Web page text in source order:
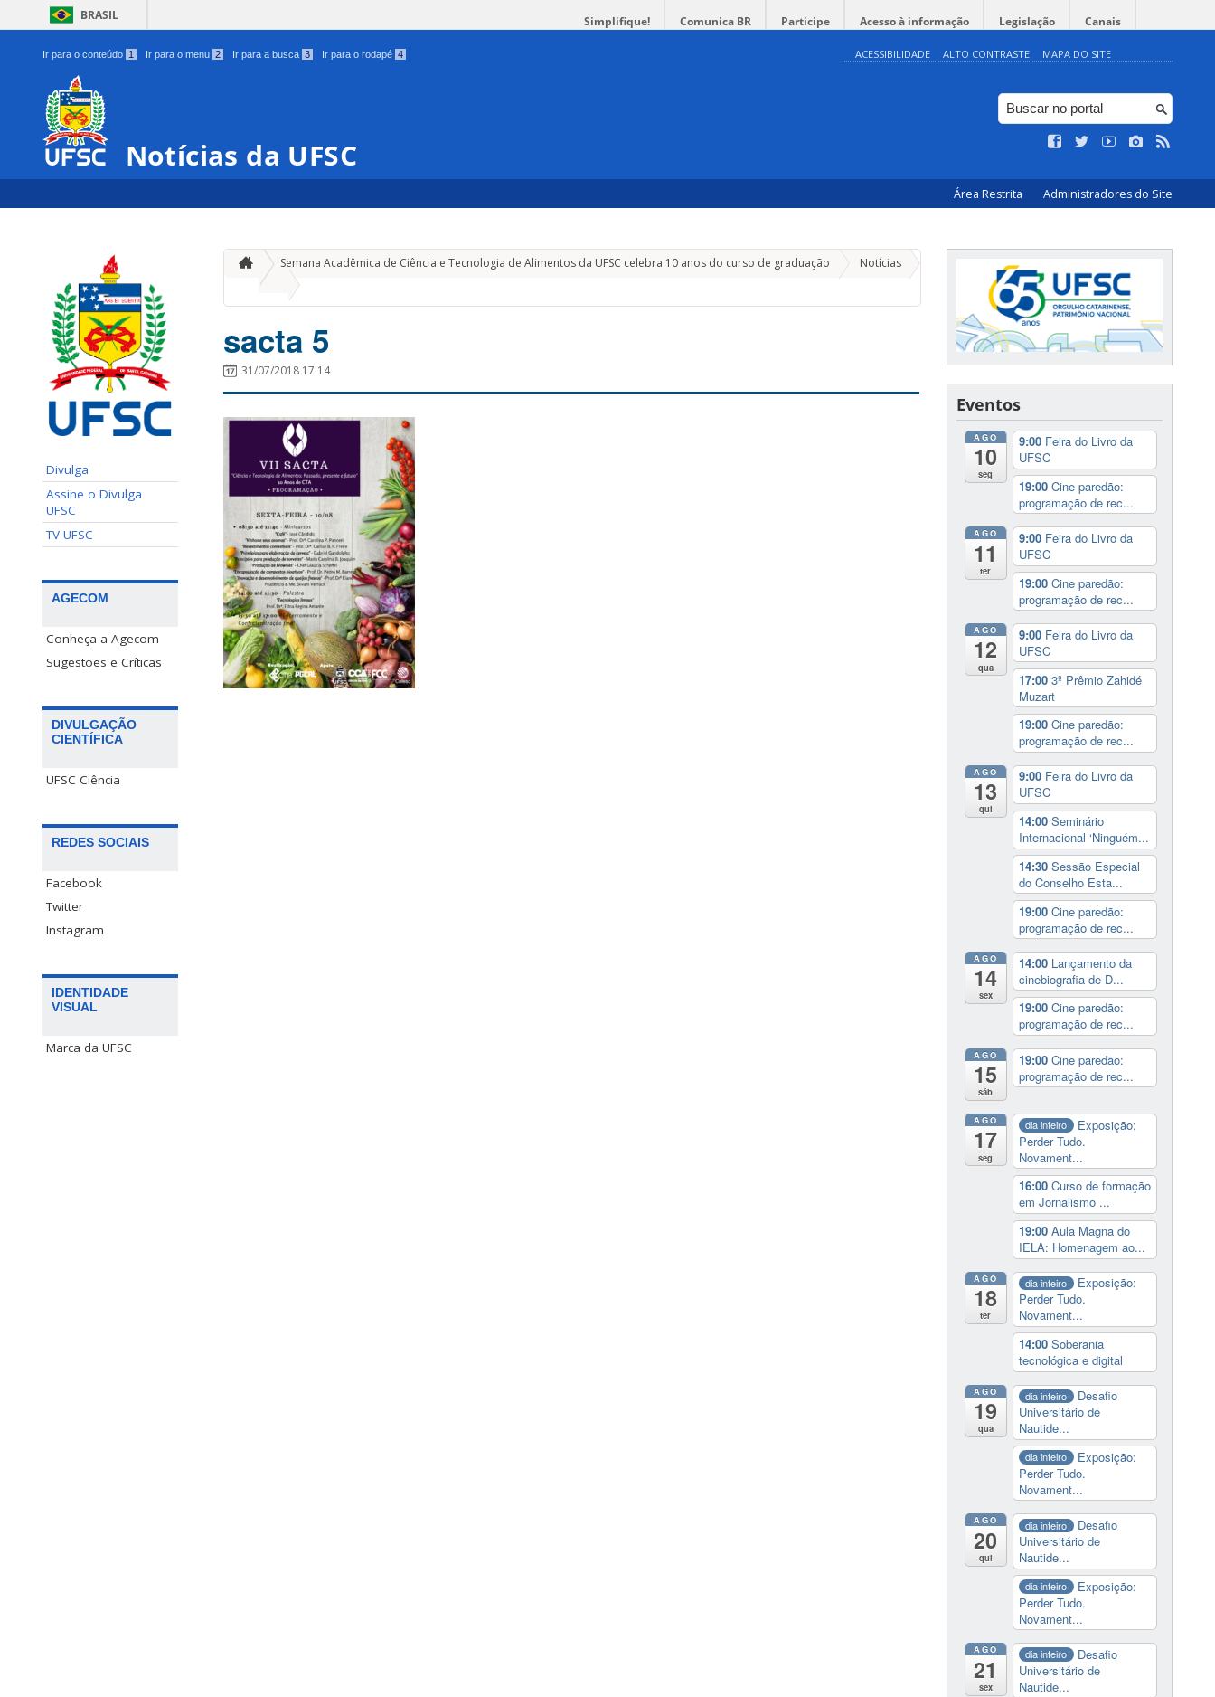
BRASIL Simplifique! Comunica BR Participe Acesso à informação Legislação Canais
Ir para o conteúdo 1 Ir para o menu 2 Ir para a busca 3 Ir para o rodapé 4 ACESSIBILIDADE ALTO CONTRASTE MAPA DO SITE
Notícias da UFSC
Área Restrita Administradores do Site
Divulga
Assine o Divulga
UFSC
TV UFSC
AGECOM
Conheça a Agecom
Sugestões e Críticas
DIVULGAÇÃO
CIENTÍFICA
UFSC Ciência
REDES SOCIAIS
Facebook
Twitter
Instagram
IDENTIDADE
VISUAL
Marca da UFSC
Semana Acadêmica de Ciência e Tecnologia de Alimentos da UFSC celebra 10 anos do curso de graduação
Notícias
sacta 5
31/07/2018 17:14
Eventos
AGO
10
seg
9:00 Feira do Livro da
UFSC
19:00 Cine paredão:
programação de rec...
AGO
11
ter
9:00 Feira do Livro da
UFSC
19:00 Cine paredão:
programação de rec...
AGO
12
qua
9:00 Feira do Livro da
UFSC
17:00 3º Prêmio Zahidé
Muzart
19:00 Cine paredão:
programação de rec...
AGO
13
qui
9:00 Feira do Livro da
UFSC
14:00 Seminário
Internacional ‘Ninguém...
14:30 Sessão Especial
do Conselho Esta...
19:00 Cine paredão:
programação de rec...
AGO
14
sex
14:00 Lançamento da
cinebiografia de D...
19:00 Cine paredão:
programação de rec...
AGO
15
sáb
19:00 Cine paredão:
programação de rec...
AGO
17
seg
dia inteiro
Exposição:
Perder Tudo.
Novament...
16:00 Curso de formação
em Jornalismo ...
19:00 Aula Magna do
IELA: Homenagem ao...
AGO
18
ter
dia inteiro
Exposição:
Perder Tudo.
Novament...
14:00 Soberania
tecnológica e digital
AGO
19
qua
dia inteiro
Desafio
Universitário de
Nautide...
dia inteiro
Exposição:
Perder Tudo.
Novament...
AGO
20
qui
dia inteiro
Desafio
Universitário de
Nautide...
dia inteiro
Exposição:
Perder Tudo.
Novament...
AGO
21
sex
dia inteiro
Desafio
Universitário de
Nautide...